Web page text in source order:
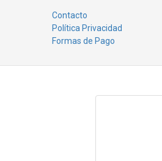
Contacto
Política Privacidad
Formas de Pago